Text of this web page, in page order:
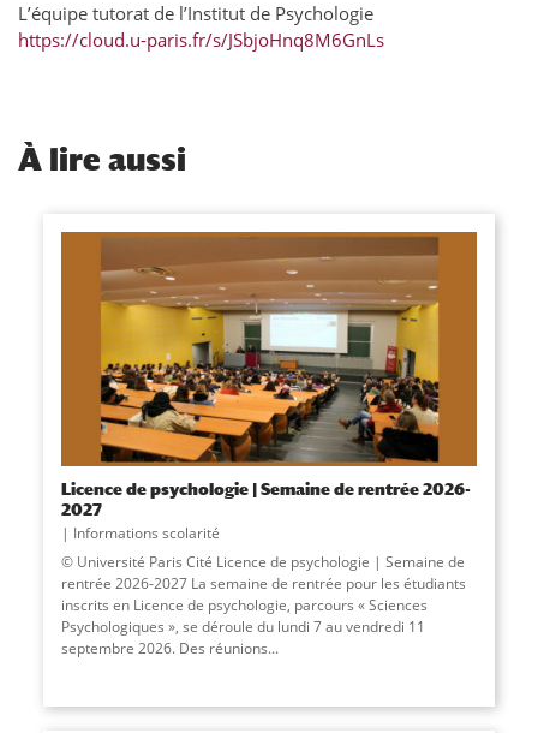
L’équipe tutorat de l’Institut de Psychologie
https://cloud.u-paris.fr/s/JSbjoHnq8M6GnLs
À lire aussi
Licence de psychologie | Semaine de rentrée 2026-
2027
Informations scolarité
© Université Paris Cité Licence de psychologie | Semaine de
rentrée 2026-2027 La semaine de rentrée pour les étudiants
inscrits en Licence de psychologie, parcours « Sciences
Psychologiques », se déroule du lundi 7 au vendredi 11
septembre 2026. Des réunions...